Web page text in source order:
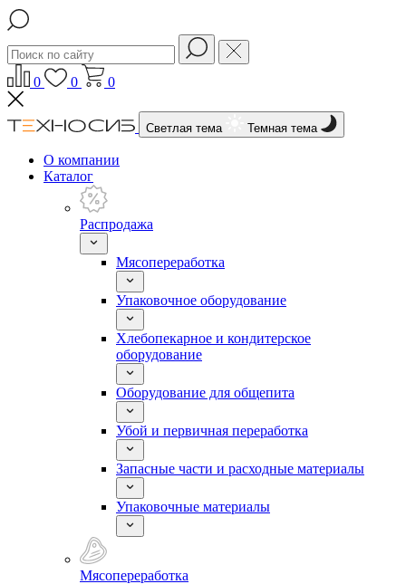
0 0 0
Светлая тема Темная тема
О компании
Каталог
Распродажа
Мясопереработка
Упаковочное оборудование
Хлебопекарное и кондитерское
оборудование
Оборудование для общепита
Убой и первичная переработка
Запасные части и расходные материалы
Упаковочные материалы
Мясопереработка